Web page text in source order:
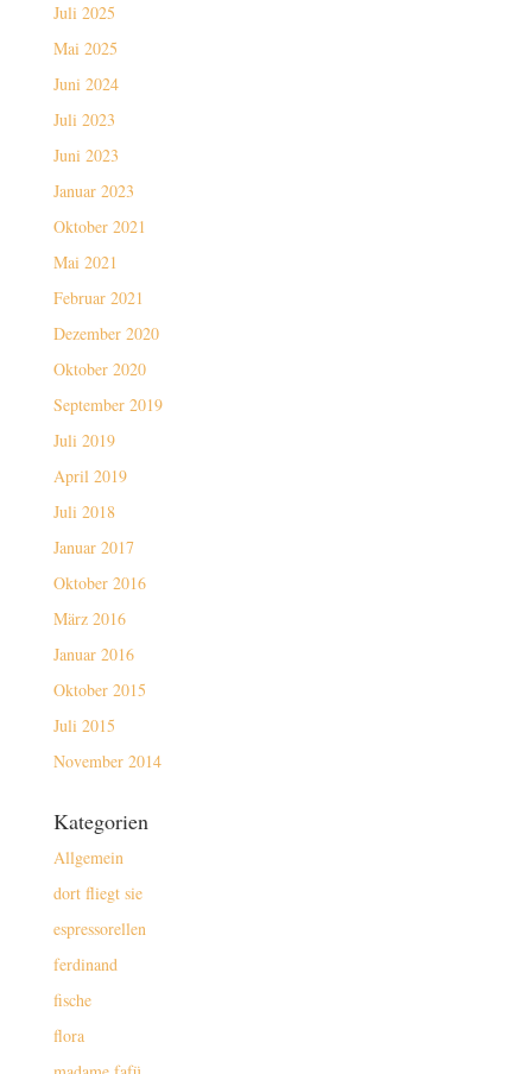
Juli 2025
Mai 2025
Juni 2024
Juli 2023
Juni 2023
Januar 2023
Oktober 2021
Mai 2021
Februar 2021
Dezember 2020
Oktober 2020
September 2019
Juli 2019
April 2019
Juli 2018
Januar 2017
Oktober 2016
März 2016
Januar 2016
Oktober 2015
Juli 2015
November 2014
Kategorien
Allgemein
dort fliegt sie
espressorellen
ferdinand
fische
flora